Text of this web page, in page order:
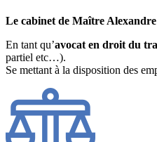
Le cabinet de Maître
En tant qu’avocat en droit du
partiel etc…).
Se mettant à la disposition des